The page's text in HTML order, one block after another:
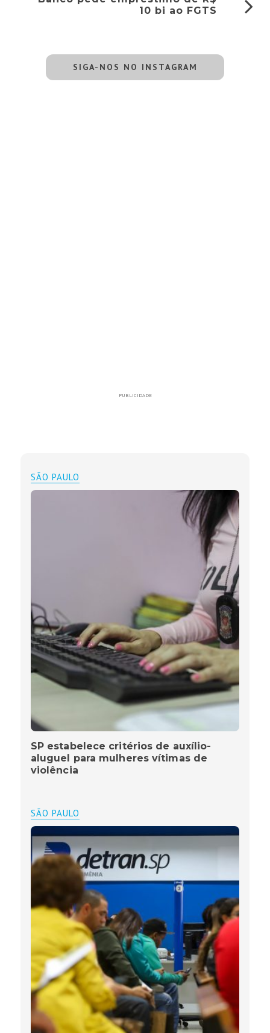
10 bi ao FGTS
SIGA-NOS NO INSTAGRAM
PUBLICIDADE
SÃO PAULO
SP estabelece critérios de auxílio-
aluguel para mulheres vítimas de
violência
SÃO PAULO